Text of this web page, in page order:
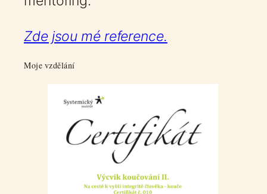
Zde jsou mé reference.
Moje vzdělání